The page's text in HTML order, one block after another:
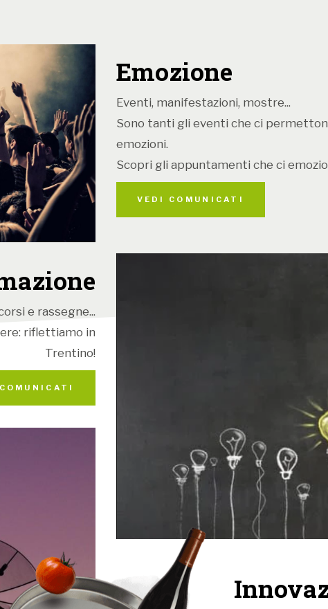
Emozione
Eventi, manifestazioni, mostre...
Sono tanti gli eventi che ci
emozioni.
Scopri gli appuntamenti che ci
VEDI COMUNICATI
e rassegne...
riflettiamo in
Trentino!